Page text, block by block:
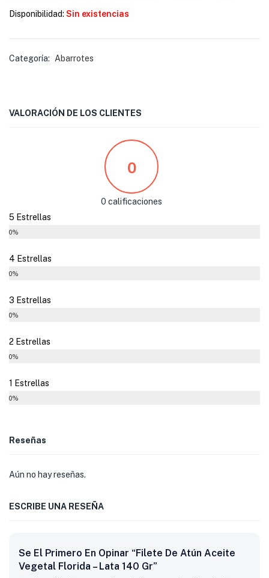
Disponibilidad: Sin existencias
Categoría: Abarrotes
VALORACIÓN DE LOS CLIENTES
0
0 calificaciones
5 Estrellas
0%
4 Estrellas
0%
3 Estrellas
0%
2 Estrellas
0%
1 Estrellas
0%
Reseñas
Aún no hay reseñas.
ESCRIBE UNA RESEÑA
Se El Primero En Opinar “Filete De Atún Aceite
Vegetal Florida – Lata 140 Gr”